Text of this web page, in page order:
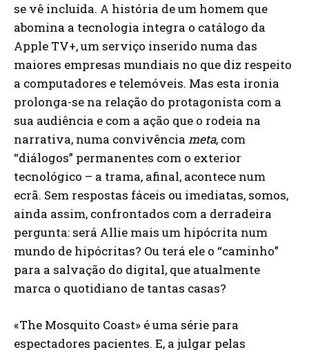
se vê incluída. A história de um homem que
abomina a tecnologia integra o catálogo da
Apple TV+, um serviço inserido numa das
maiores empresas mundiais no que diz respeito
a computadores e telemóveis. Mas esta ironia
prolonga-se na relação do protagonista com a
sua audiência e com a ação que o rodeia na
narrativa, numa convivência meta, com
“diálogos” permanentes com o exterior
tecnológico – a trama, afinal, acontece num
ecrã. Sem respostas fáceis ou imediatas, somos,
ainda assim, confrontados com a derradeira
pergunta: será Allie mais um hipócrita num
mundo de hipócritas? Ou terá ele o “caminho”
para a salvação do digital, que atualmente
marca o quotidiano de tantas casas?
«The Mosquito Coast» é uma série para
espectadores pacientes. E, a julgar pelas